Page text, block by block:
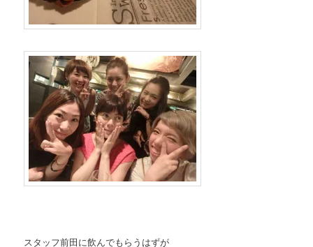
スタッフ前田に飲んでもらうはずが